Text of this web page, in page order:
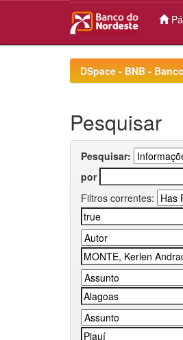
DSpace - BNB -
Pesquisar
Pesquisar:
por
Filtros correntes: